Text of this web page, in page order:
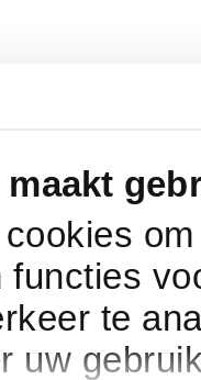
maakt
functies
te
uw